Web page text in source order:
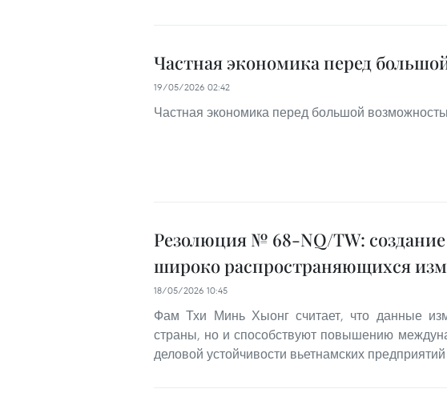
Частная экономика перед
19/05/2026 02:42
Частная экономика перед большой
Резолюция № 68-NQ/TW:
широко распространяющихся
18/05/2026 10:45
Фам Тхи Минь Хыонг считает, что данные
страны, но и способствуют повышению
деловой устойчивости вьетнамских